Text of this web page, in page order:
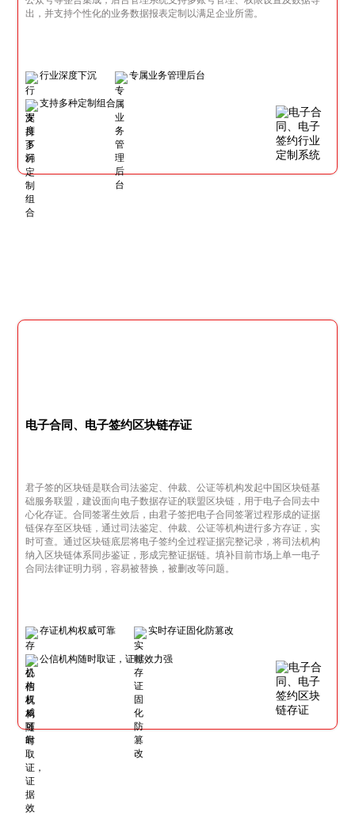
出，并支持个性化的业务数据报表定制以满足企业所需。
行业深度下沉 专属业务管理后台
支持多种定制组合
电子合同、电子签约区块链存证
君子签的区块链是联合司法鉴定、仲裁、公证等机构发起中国区块链基
础服务联盟，建设面向电子数据存证的联盟区块链，用于电子合同去中
心化存证。合同签署生效后，由君子签把电子合同签署过程形成的证据
链保存至区块链，通过司法鉴定、仲裁、公证等机构进行多方存证，实
时可查。通过区块链底层将电子签约全过程证据完整记录，将司法机构
纳入区块链体系同步鉴证，形成完整证据链。填补目前市场上单一电子
合同法律证明力弱，容易被替换，被删改等问题。
存证机构权威可靠 实时存证固化防篡改
公信机构随时取证，证据效力强